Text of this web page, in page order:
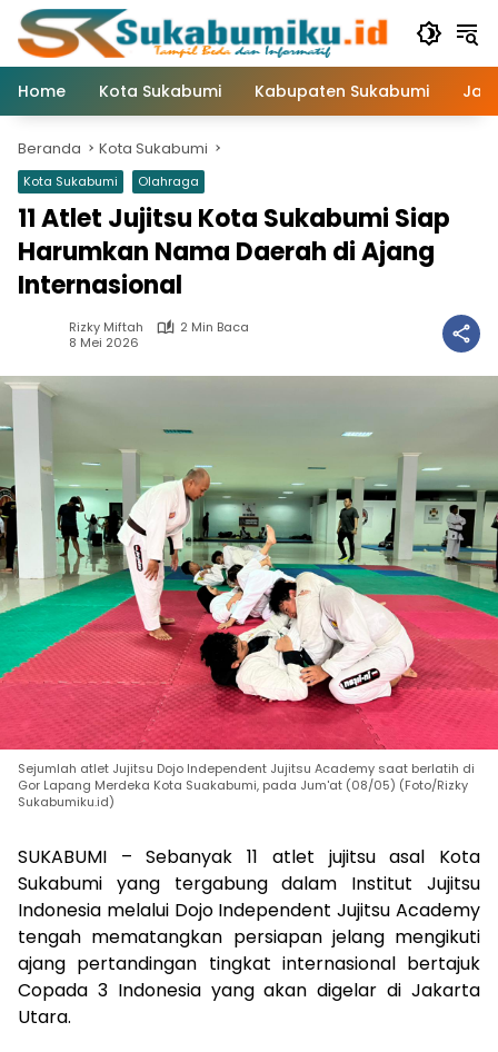
Langsung
konten
Home
Kota Sukabumi Kabupaten Sukabumi
Beranda Kota Sukabumi
Kota Sukabumi Olahraga
11 Atlet Jujitsu Kota Sukabumi Siap
Harumkan Nama Daerah di Ajang
Internasional
Rizky Miftah
2 Min Baca
8 Mei 2026
Sejumlah atlet Jujitsu Dojo Independent Jujitsu Academy saat berlatih di
Gor Lapang Merdeka Kota Suakabumi, pada Jum'at (08/05) (Foto/Rizky
Sukabumiku.id)
SUKABUMI – Sebanyak 11 atlet jujitsu asal Kota
Sukabumi yang tergabung dalam Institut Jujitsu
Indonesia melalui Dojo Independent Jujitsu Academy
tengah mematangkan persiapan jelang mengikuti
ajang pertandingan tingkat internasional bertajuk
Copada 3 Indonesia yang akan digelar di Jakarta
Utara.